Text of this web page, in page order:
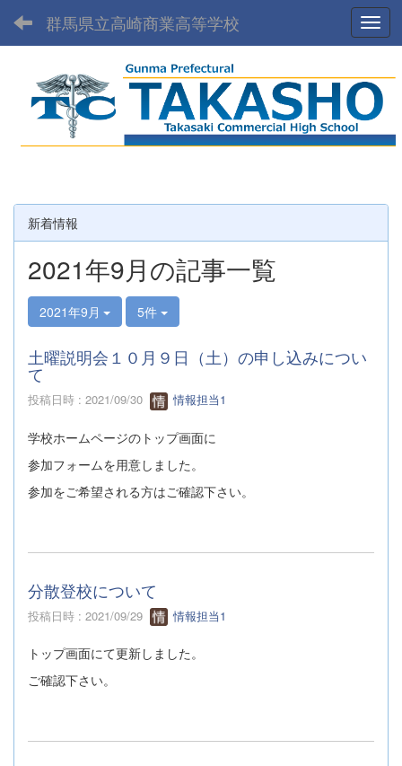
群馬県立高崎商業高等学校
新着情報
2021年9月の記事一覧
2021年9月 5件
土曜説明会１０月９日（土）の申し込みについ
て
投稿日時 : 2021/09/30 情報担当1
学校ホームページのトップ画面に
参加フォームを用意しました。
参加をご希望される方はご確認下さい。
分散登校について
投稿日時 : 2021/09/29 情報担当1
トップ画面にて更新しました。
ご確認下さい。